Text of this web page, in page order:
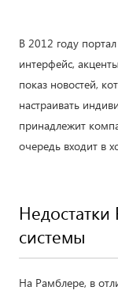
В 2012 году
интерфейс,
показ новостей,
настраивать
принадлежит
очередь входит в
системы
На Рамблере, в